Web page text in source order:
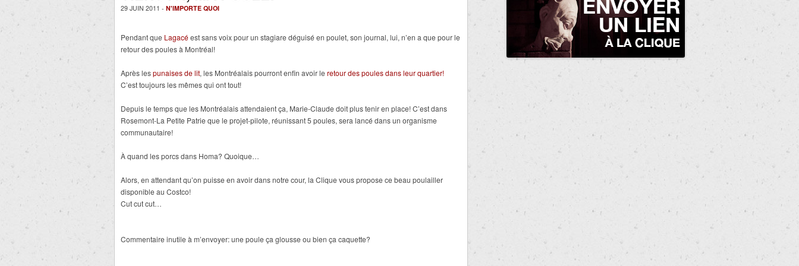
29 JUIN 2011 - N'IMPORTE QUOI
Pendant que Lagacéest sans voix pour un stagiare déguisé en poulet, son journal, lui, n’en a que pour le
retour des poules à Montréal!
Après lespunaises de lit, les Montréalais pourront enfin avoir le retour des poules dans leur quartier!
C’est toujours les mêmes qui ont tout!
Depuis le temps que les Montréalais attendaient ça, Marie-Claude doit plus tenir en place! C’est dans
Rosemont-La Petite Patrie que le projet-pilote, réunissant 5 poules, sera lancé dans un organisme
communautaire!
À quand les porcs dans Homa? Quoique…
Alors, en attendant qu’on puisse en avoir dans notre cour, la Clique vous propose ce beau poulailler
disponible au Costco!
Cut cut cut…
Commentaire inutile à m’envoyer: une poule ça glousse ou bien ça caquette?